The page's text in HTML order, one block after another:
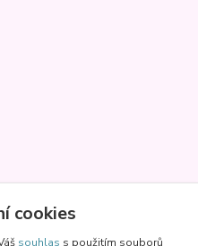
cookies
souhlas s použitím souborů